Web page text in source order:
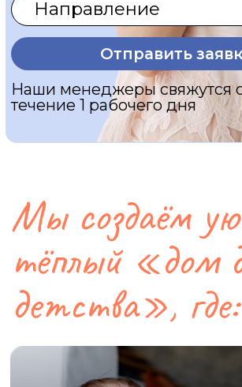
родители находят союзников
Направление развития
(Сходня):
Выберите возраст ребёнка